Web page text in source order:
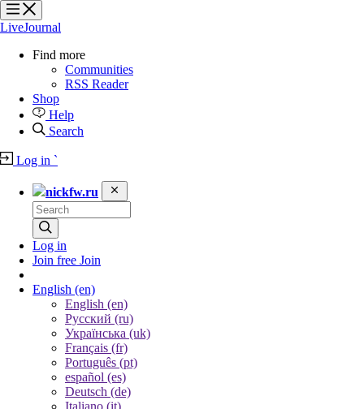
?
?
?
?
LiveJournal
Find more
Communities
RSS Reader
Shop
Help
Search
Log in `
nickfw.ru
Log in
Join free Join
English (en)
English (en)
Русский (ru)
Українська (uk)
Français (fr)
Português (pt)
español (es)
Deutsch (de)
Italiano (it)